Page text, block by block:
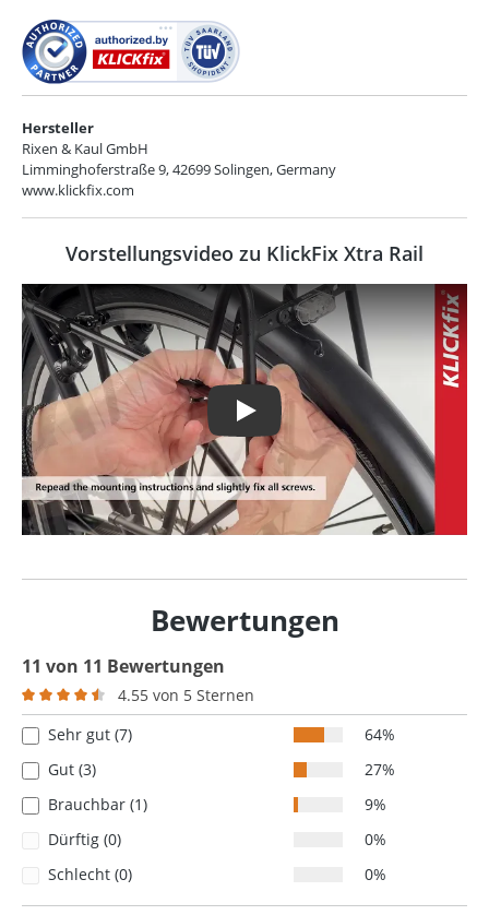
Hersteller
Rixen & Kaul GmbH
Limminghoferstraße 9, 42699 Solingen, Germany
www.klickfix.com
Vorstellungsvideo zu KlickFix Xtra Rail
Play
Bewertungen
11 von 11 Bewertungen
Durchschnittliche Bewertung von 4.5 von 5 Sternen
4.55 von 5 Sternen
Sehr gut (7)
64%
Gut (3)
27%
Brauchbar (1)
9%
Dürftig (0)
0%
Schlecht (0)
0%